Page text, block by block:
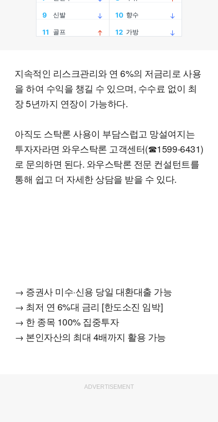
지속적인 리스크관리와 연 6%의 저금리로 사용
을 하여 수익을 챙길 수 있으며, 수수료 없이 최
장 5년까지 연장이 가능하다.
아직도 스탁론 사용이 부담스럽고 망설여지는
투자자라면 와우스탁론 고객센터(☎1599-6431)
로 문의하면 된다. 와우스탁론 전문 컨설턴트를
통해 쉽고 더 자세한 상담을 받을 수 있다.
→ 증권사 미수·신용 당일 대환대출 가능
→ 최저 연 6%대 금리 [한도소진 임박]
→ 한 종목 100% 집중투자
→ 본인자산의 최대 4배까지 활용 가능
ADVERTISEMENT